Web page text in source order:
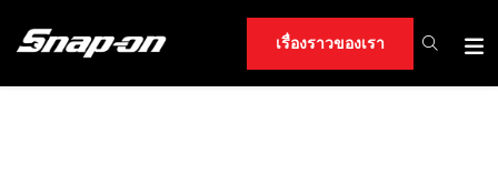
เรื่องราวของเรา